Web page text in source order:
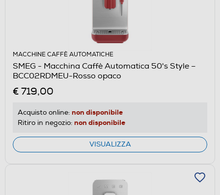
MACCHINE CAFFÈ AUTOMATICHE
SMEG - Macchina Caffè Automatica 50's Style –
BCC02RDMEU-Rosso opaco
€ 719,00
Acquisto online: non disponibile
Ritiro in negozio: non disponibile
VISUALIZZA